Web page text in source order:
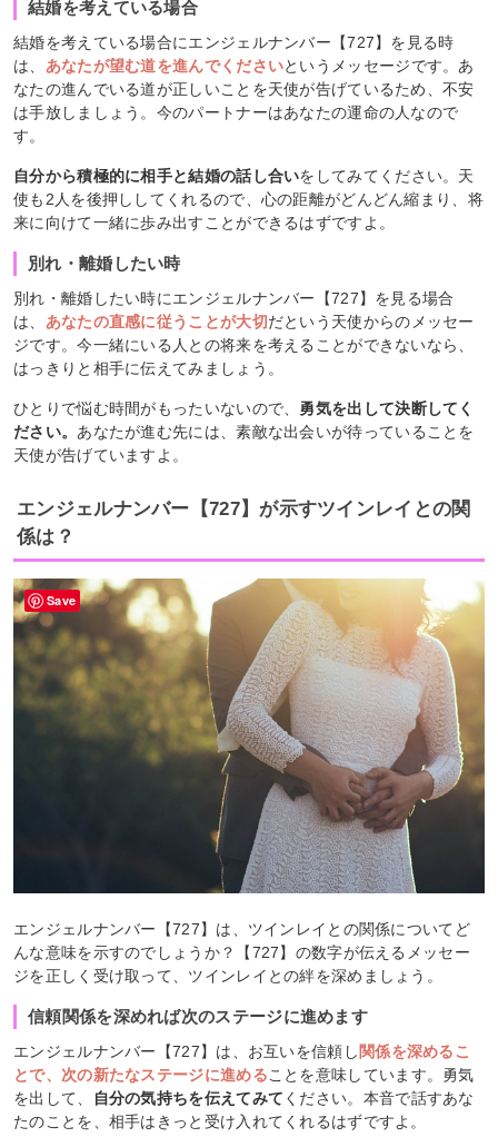
結婚を考えている場合
結婚を考えている場合にエンジェルナンバー【727】を見る時
は、 あなたが望む道を進んでくださいというメッセージです。あ
なたの進んでいる道が正しいことを天使が告げているため、不安
は手放しましょう。今のパートナーはあなたの運命の人なので
す。
自分から積極的に相手と結婚の話し合いをしてみてください。天
使も2人を後押ししてくれるので、心の距離がどんどん縮まり、将
来に向けて一緒に歩み出すことができるはずですよ。
別れ・離婚したい時
別れ・離婚したい時にエンジェルナンバー【727】を見る場合
は、 あなたの直感に従うことが大切だという天使からのメッセー
ジです。今一緒にいる人との将来を考えることができないなら、
はっきりと相手に伝えてみましょう。
ひとりで悩む時間がもったいないので、 勇気を出して決断してく
ださい。 あなたが進む先には、素敵な出会いが待っていることを
天使が告げていますよ。
エンジェルナンバー【727】が示すツインレイとの関
係は？
エンジェルナンバー【727】は、ツインレイとの関係についてど
んな意味を示すのでしょうか？【727】の数字が伝えるメッセー
ジを正しく受け取って、ツインレイとの絆を深めましょう。
信頼関係を深めれば次のステージに進めます
エンジェルナンバー【727】は、お互いを信頼し 関係を深めるこ
とで、次の新たなステージに進めることを意味しています。勇気
を出して、
自分の気持ちを伝えてみて ください。本音で話すあな
たのことを、相手はきっと受け入れてくれるはずですよ。
Save